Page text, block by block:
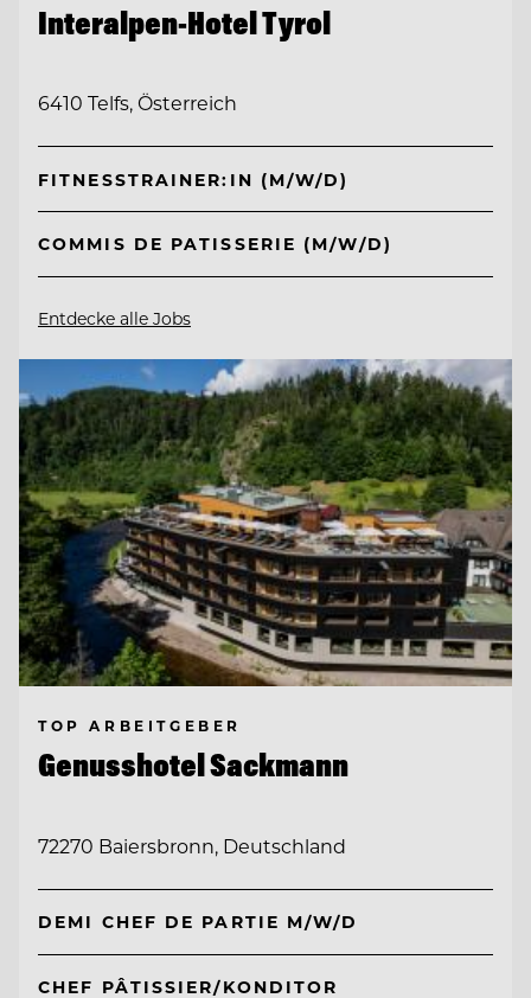
Interalpen-Hotel Tyrol
6410 Telfs, Österreich
FITNESSTRAINER:IN (M/W/D)
COMMIS DE PATISSERIE (M/W/D)
Entdecke alle Jobs
TOP ARBEITGEBER
Genusshotel Sackmann
72270 Baiersbronn, Deutschland
DEMI CHEF DE PARTIE M/W/D
CHEF PÂTISSIER/KONDITOR